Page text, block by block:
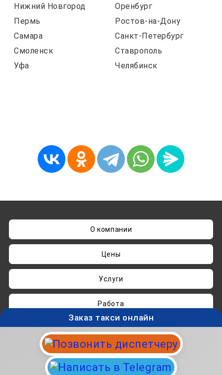
Нижний Новгород
Оренбург
Пермь
Ростов-на-Дону
Самара
Санкт-Петербург
Смоленск
Ставрополь
Уфа
Челябинск
О компании
Цены
Услуги
Работа
Нашли ошибку? Пишите наadmin@taksisvo.ru
Такси для СВОих - taksisvo.ru © 05.2025-2026.
Вся информация на данном сайте носит
исключительно ознакомительный характер и не
Заказ такси онлайн